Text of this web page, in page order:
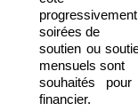
soirées de
soutien ou
mensuels sont
souhaités
financier.